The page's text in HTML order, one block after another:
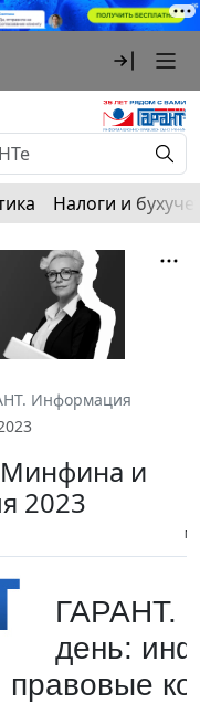
Налоги и
Информация
и
2023
ГАРАНТ.
день:
правовые